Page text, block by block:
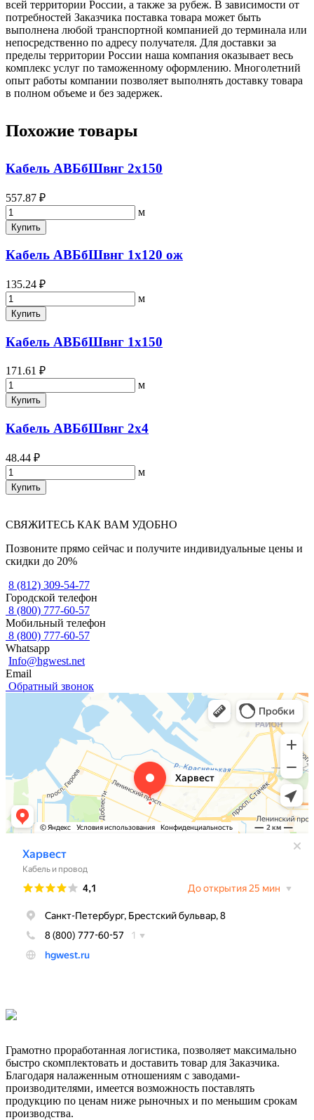
всей территории России, а также за рубеж. В зависимости от
потребностей Заказчика поставка товара может быть
выполнена любой транспортной компанией до терминала или
непосредственно по адресу получателя. Для доставки за
пределы территории России наша компания оказывает весь
комплекс услуг по таможенному оформлению. Многолетний
опыт работы компании позволяет выполнять доставку товара
в полном объеме и без задержек.
Похожие товары
Кабель АВБбШвнг 2х150
557.87 ₽
м
Купить
Кабель АВБбШвнг 1х120 ож
135.24 ₽
м
Купить
Кабель АВБбШвнг 1х150
171.61 ₽
м
Купить
Кабель АВБбШвнг 2х4
48.44 ₽
м
Купить
СВЯЖИТЕСЬ КАК ВАМ УДОБНО
Позвоните прямо сейчас и получите индивидуальные цены и
скидки до 20%
8 (812) 309-54-77
Городской телефон
8 (800) 777-60-57
Мобильный телефон
8 (800) 777-60-57
Whatsapp
Info@hgwest.net
Email
Обратный звонок
Грамотно проработанная логистика, позволяет максимально
быстро скомплектовать и доставить товар для Заказчика.
Благодаря налаженным отношениям с заводами-
производителями, имеется возможность поставлять
продукцию по ценам ниже рыночных и по меньшим срокам
производства.